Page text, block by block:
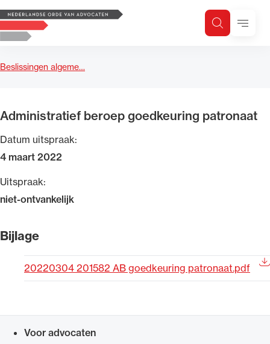
Logo, to the homepage
ZoekenMenu
Beslissingen algeme…
Administratief beroep goedkeuring patronaat
Datum uitspraak:
4 maart 2022
Uitspraak:
niet-ontvankelijk
Bijlage
20220304 201582 AB goedkeuring patronaat.pdf
Voor advocaten
Zoeken
Zoek op trefwoord